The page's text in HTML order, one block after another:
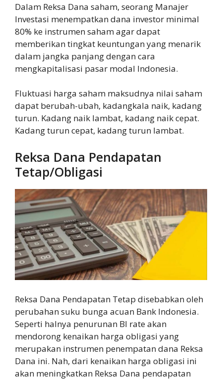
Dalam Reksa Dana saham, seorang Manajer
Investasi menempatkan dana investor minimal
80% ke instrumen saham agar dapat
memberikan tingkat keuntungan yang menarik
dalam jangka panjang dengan cara
mengkapitalisasi pasar modal Indonesia.
Fluktuasi harga saham maksudnya nilai saham
dapat berubah-ubah, kadangkala naik, kadang
turun. Kadang naik lambat, kadang naik cepat.
Kadang turun cepat, kadang turun lambat.
Reksa Dana Pendapatan
Tetap/Obligasi
Reksa Dana Pendapatan Tetap disebabkan oleh
perubahan suku bunga acuan Bank Indonesia.
Seperti halnya penurunan BI rate akan
mendorong kenaikan harga obligasi yang
merupakan instrumen penempatan dana Reksa
Dana ini. Nah, dari kenaikan harga obligasi ini
akan meningkatkan Reksa Dana pendapatan